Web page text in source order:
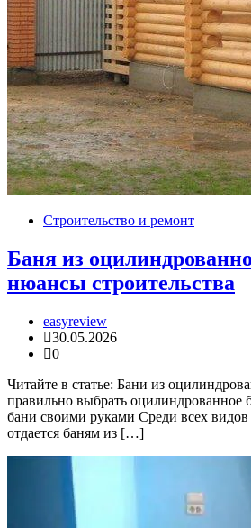
Строительство и ремонт
Баня из
нюансы строительства
easyreview
30.05.2026
0
Читайте в статье: Бани из
правильно выбрать оцилиндрованное
бани своими руками Среди всех видов
отдается баням из […]